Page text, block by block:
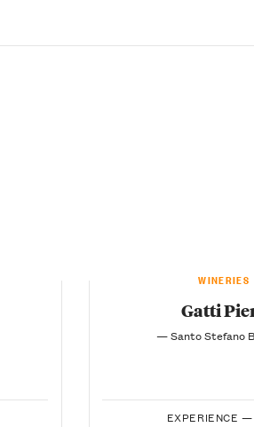
WINERIES
Gatti
— Santo Stefano
EXPERIENCE —